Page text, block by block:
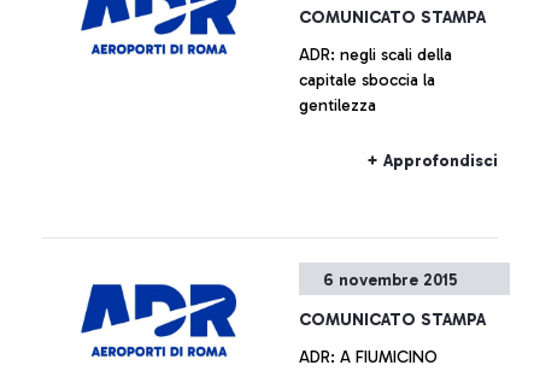
COMUNICATO STAMPA
ADR: negli scali della
capitale sboccia la
gentilezza
+ Approfondisci
6 novembre 2015
COMUNICATO STAMPA
ADR: A FIUMICINO